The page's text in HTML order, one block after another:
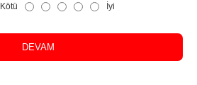
Kötü İyi
DEVAM